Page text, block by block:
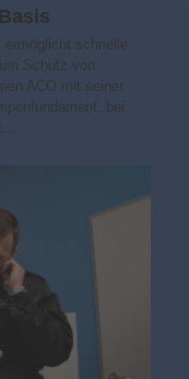
ermöglicht schnelle
Schutz von
ACO mit seiner
bei.